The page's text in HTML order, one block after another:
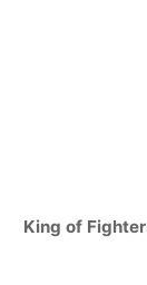
King of